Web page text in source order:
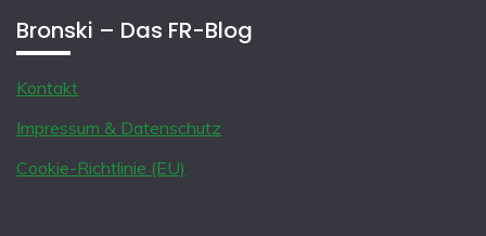
Bronski – Das FR-Blog
Kontakt
Impressum & Datenschutz
Cookie-Richtlinie (EU)